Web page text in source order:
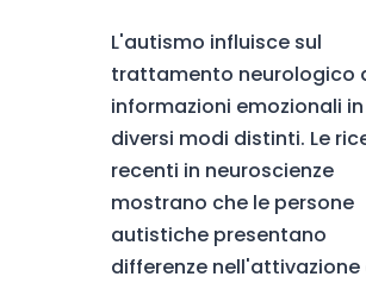
L'autismo influisce sul
trattamento neurologico
informazioni emozionali in
diversi modi distinti. Le
recenti in neuroscienze
mostrano che le persone
autistiche presentano
differenze nell'attivazione